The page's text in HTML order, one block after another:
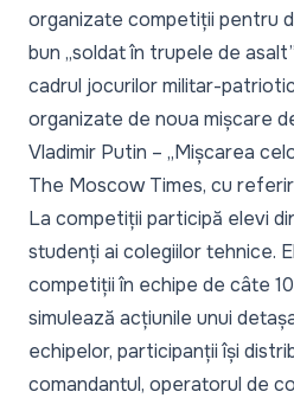
organizate competiții pentru
bun „soldat în trupele de
cadrul jocurilor militar-
organizate de noua mișcare
Vladimir Putin – „Mișcarea
The Moscow Times, cu
La competiții participă elevi
studenți ai colegiilor tehnice.
competiții în echipe de câte
simulează acțiunile unui
echipelor, participanții își
comandantul, operatorul de